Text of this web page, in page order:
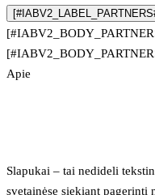
Apie
Slapukai – tai nedideli
svetainėse siekiant pagerinti